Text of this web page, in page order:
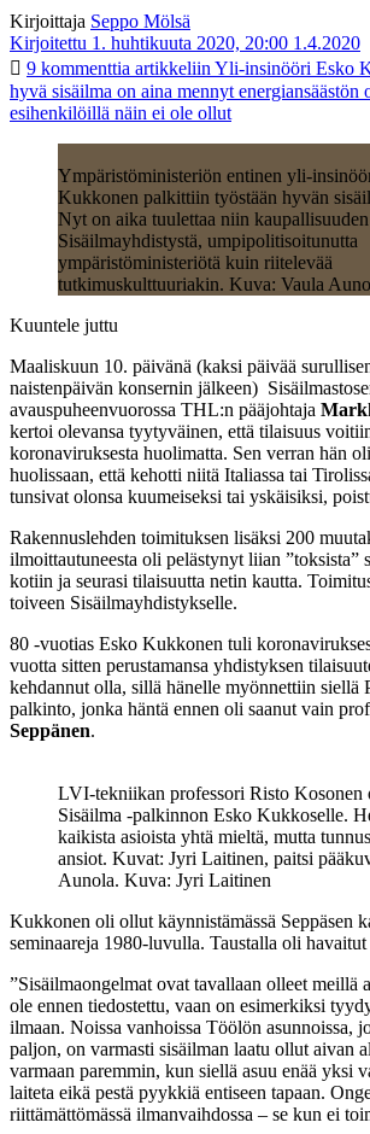
Kirjoittaja Seppo Mölsä
Kirjoitettu 1. huhtikuuta 2020, 20:00 1.4.2020
9 kommenttia artikkeliin Yli-insinööri Esko
hyvä sisäilma on aina mennyt energiansäästön
esihenkilöillä näin ei ole ollut
Ympäristöministeriön entinen yli-
Kukkonen palkittiin työstään hyvän
Nyt on aika tuulettaa niin
Sisäilmayhdistystä, umpipolitisoitunutta
ympäristöministeriötä kuin riitelevää
tutkimuskulttuuriakin. Kuva: Vaula
Kuuntele juttu
Maaliskuun 10. päivänä (kaksi päivää
naistenpäivän konsernin jälkeen)
avauspuheenvuorossa THL:n pääjohtaja
kertoi olevansa tyytyväinen, että tilaisuus
koronaviruksesta huolimatta. Sen verran hän
huolissaan, että kehotti niitä Italiassa tai
tunsivat olonsa kuumeiseksi tai yskäisiksi,
Rakennuslehden toimituksen lisäksi 200
ilmoittautuneesta oli pelästynyt liian ”toksista”
kotiin ja seurasi tilaisuutta netin kautta.
toiveen Sisäilmayhdistykselle.
80 -vuotias Esko Kukkonen tuli
vuotta sitten perustamansa yhdistyksen
kehdannut olla, sillä hänelle myönnettiin siellä
palkinto, jonka häntä ennen oli saanut vain
Seppänen.
LVI-tekniikan professori Risto Kosonen
Sisäilma -palkinnon Esko Kukkoselle.
kaikista asioista yhtä mieltä, mutta
ansiot. Kuvat: Jyri Laitinen, paitsi
Aunola. Kuva: Jyri Laitinen
Kukkonen oli ollut käynnistämässä Seppäsen
seminaareja 1980-luvulla. Taustalla oli
”Sisäilmaongelmat ovat tavallaan olleet meillä
ole ennen tiedostettu, vaan on esimerkiksi
ilmaan. Noissa vanhoissa Töölön asunnoissa,
paljon, on varmasti sisäilman laatu ollut aivan
varmaan paremmin, kun siellä asuu enää yksi
laiteta eikä pestä pyykkiä entiseen tapaan.
riittämättömässä ilmanvaihdossa – se kun ei